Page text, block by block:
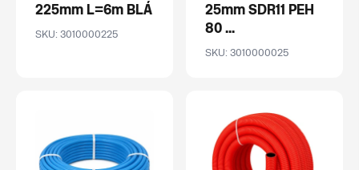
225mm L=6m BLÁ
SKU: 3010000225
25mm SDR11 PEH
80 ...
SKU: 3010000025